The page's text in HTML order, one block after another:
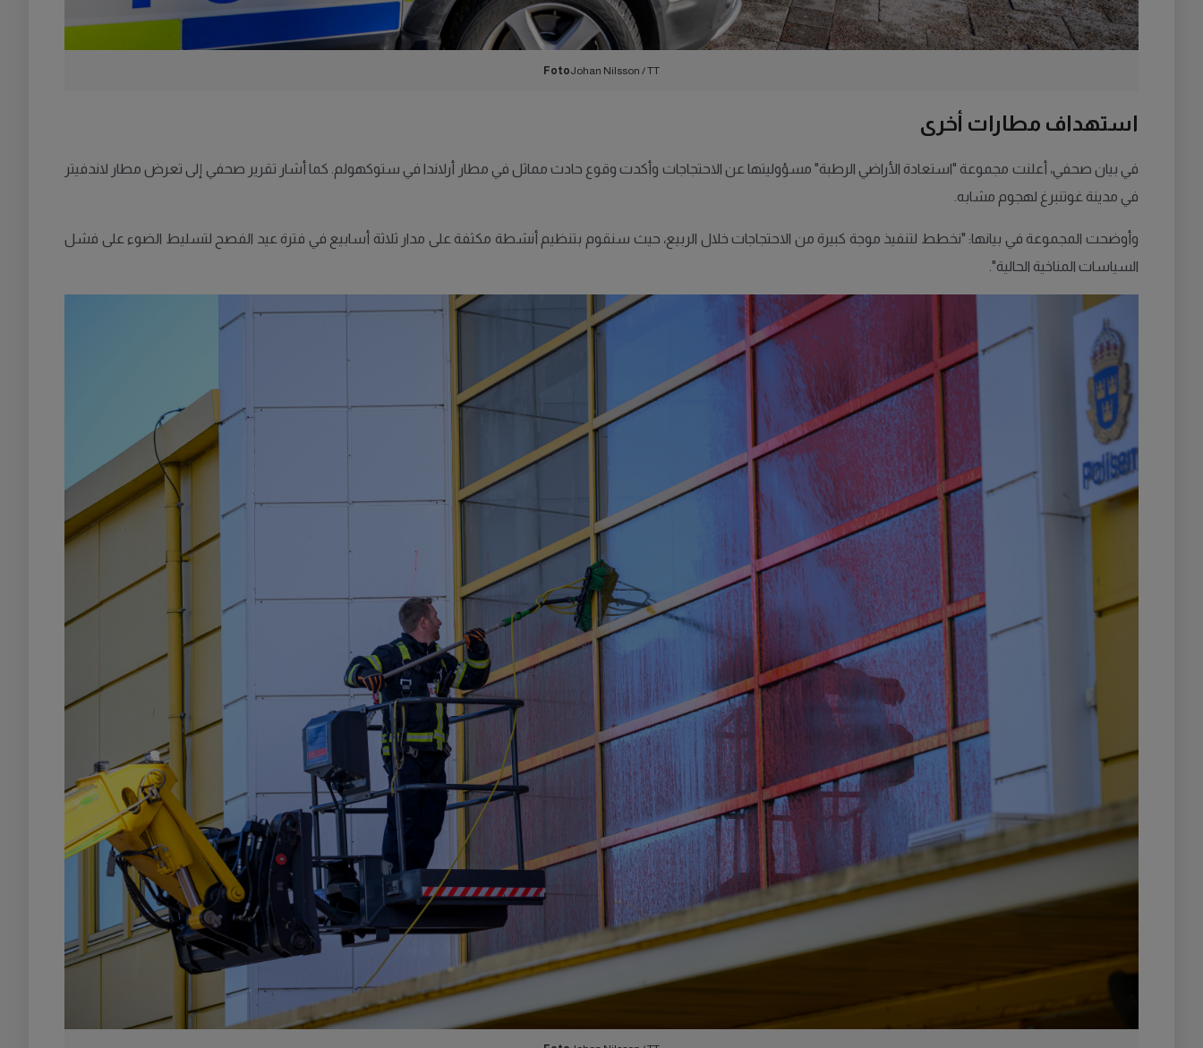
FotoJohan Nilsson / TT
استهداف مطارات أخرى
في بيان صحفي، أعلنت مجموعة "استعادة الأراضي الرطبة" مسؤوليتها عن الاحتجاجات وأكدت وقوع حادث مماثل في مطار أرلاندا في ستوكهولم. كما أشار تقرير صحفي إلى تعرض مطار لاندفيتر
في مدينة غوتنبرغ لهجوم مشابه.
وأوضحت المجموعة في بيانها: "نخطط لتنفيذ موجة كبيرة من الاحتجاجات خلال الربيع، حيث سنقوم بتنظيم أنشطة مكثفة على مدار ثلاثة أسابيع في فترة عيد الفصح لتسليط الضوء على فشل
السياسات المناخية الحالية".